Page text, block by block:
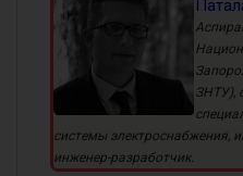
ЗНТУ),
системы электроснабжения,
инженер-разработчик.